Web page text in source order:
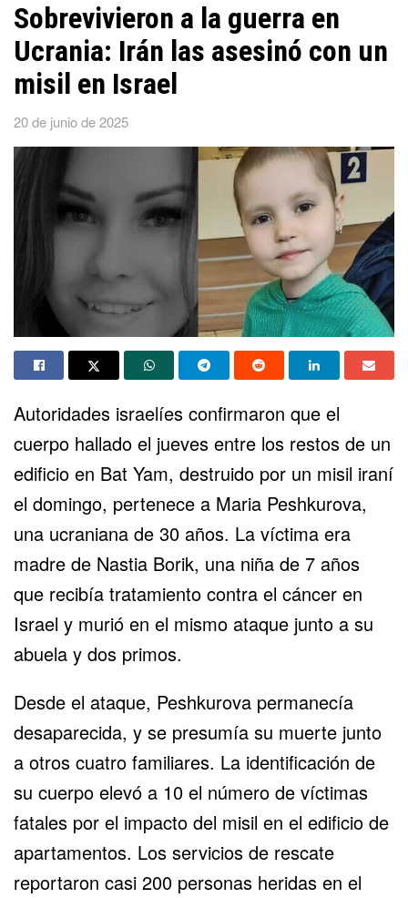
Sobrevivieron a la guerra en
Ucrania: Irán las asesinó con un
misil en Israel
20 de junio de 2025
Autoridades israelíes confirmaron que el
cuerpo hallado el jueves entre los restos de un
edificio en Bat Yam, destruido por un misil iraní
el domingo, pertenece a Maria Peshkurova,
una ucraniana de 30 años. La víctima era
madre de Nastia Borik, una niña de 7 años
que recibía tratamiento contra el cáncer en
Israel y murió en el mismo ataque junto a su
abuela y dos primos.
Desde el ataque, Peshkurova permanecía
desaparecida, y se presumía su muerte junto
a otros cuatro familiares. La identificación de
su cuerpo elevó a 10 el número de víctimas
fatales por el impacto del misil en el edificio de
apartamentos. Los servicios de rescate
reportaron casi 200 personas heridas en el